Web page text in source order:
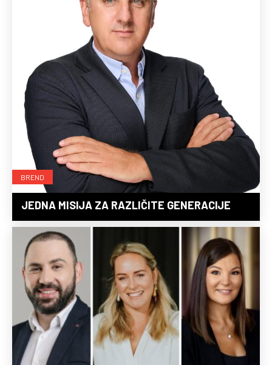
BREND
JEDNA MISIJA ZA RAZLIČITE GENERACIJE